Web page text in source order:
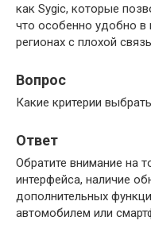
как Sygic, которые
что особенно удобно в
регионах с плохой
Вопрос
Какие критерии
Ответ
Обратите внимание на
интерфейса, наличие
дополнительных
автомобилем или